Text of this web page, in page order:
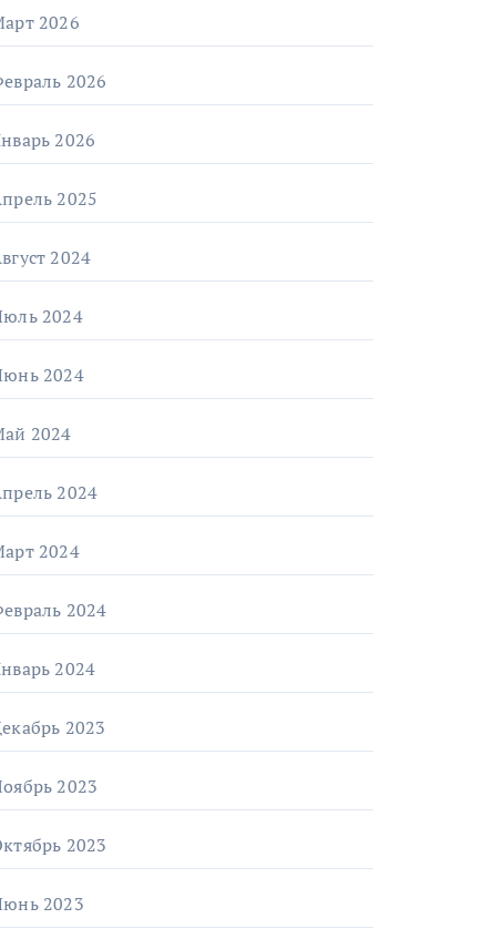
2026
2026
2026
2025
2024
2024
2024
2024
2024
2024
2024
2024
2023
2023
2023
2023